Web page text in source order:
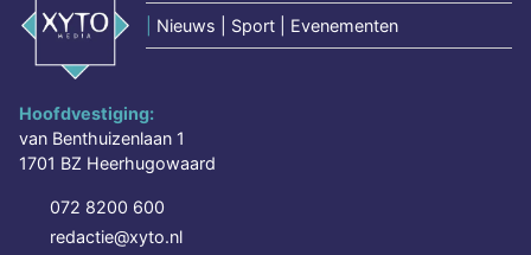
Nieuws | Sport | Evenementen
Hoofdvestiging:
van Benthuizenlaan 1
1701 BZ Heerhugowaard
072 8200 600
redactie@xyto.nl